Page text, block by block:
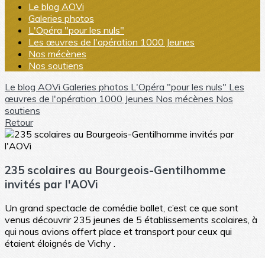
Le blog AOVi
Galeries photos
L'Opéra "pour les nuls"
Les œuvres de l'opération 1000 Jeunes
Nos mécènes
Nos soutiens
Le blog AOVi Galeries photos L'Opéra "pour les nuls" Les
œuvres de l'opération 1000 Jeunes Nos mécènes Nos
soutiens
Retour
235 scolaires au Bourgeois-Gentilhomme
invités par l'AOVi
Un grand spectacle de comédie ballet, c’est ce que sont
venus découvrir 235 jeunes de 5 établissements scolaires, à
qui nous avions offert place et transport pour ceux qui
étaient éloignés de Vichy .